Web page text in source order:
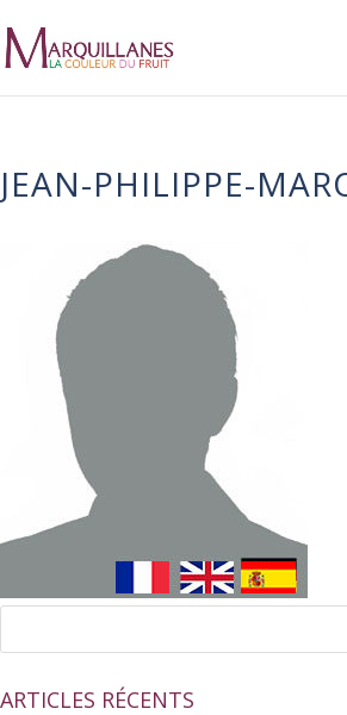
JEAN-PHILIPPE-
ARTICLES RÉCENTS